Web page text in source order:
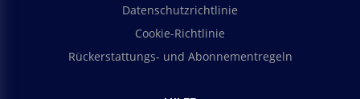
Datenschutzrichtlinie
Cookie-Richtlinie
Rückerstattungs- und Abonnementregeln